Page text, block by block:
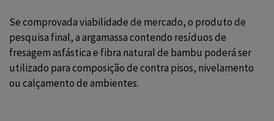
Se comprovada viabilidade de mercado, o produto de
pesquisa final, a argamassa contendo resíduos de
fresagem asfástica e fibra natural de bambu poderá ser
utilizado para composição de contra pisos, nivelamento
ou calçamento de ambientes.